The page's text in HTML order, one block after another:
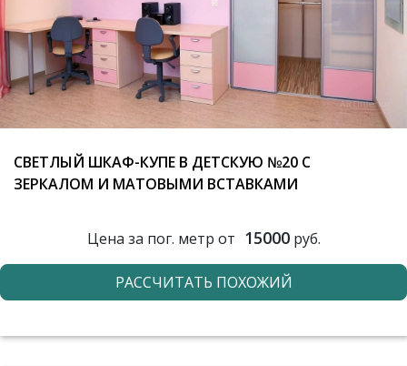
СВЕТЛЫЙ ШКАФ-КУПЕ В ДЕТСКУЮ №20 С
ЗЕРКАЛОМ И МАТОВЫМИ ВСТАВКАМИ
Цена за пог. метр от 15000руб.
РАССЧИТАТЬ ПОХОЖИЙ